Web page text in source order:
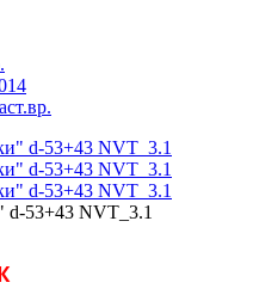
d-53+43 NVT_3.1